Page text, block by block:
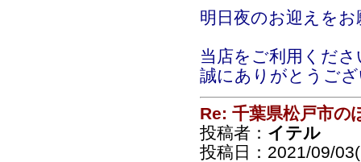
明日夜のお迎えを
当店をご利用くだ
誠にありがとうご
Re: 千葉県松戸市の
投稿者： イテル
投稿日：2021/09/